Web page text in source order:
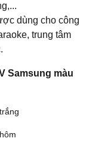
dùng cho công
trung tâm
Samsung màu